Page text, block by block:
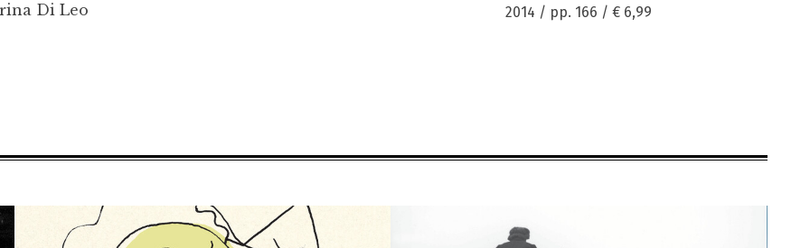
Di Leo
2014 / pp. 166 / € 6,99